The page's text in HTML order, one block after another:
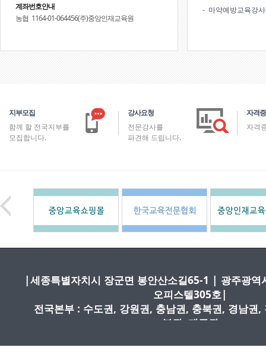
계좌번호안내
농협 1164-01-064456(주)중앙인재교육원
- 마약예방교육강
지부모집
함께 할 전국지부를
모집합니다.
강사요청
전문강사를
파견해 드립니다.
자격
자격
|세종특별자치시 장군면 봉안산소길65-1 | 광주광역
오피스텔305호|
전국본부 : 수도권, 강원권, 충남권, 충북권, 경남권,
북권, 제주권